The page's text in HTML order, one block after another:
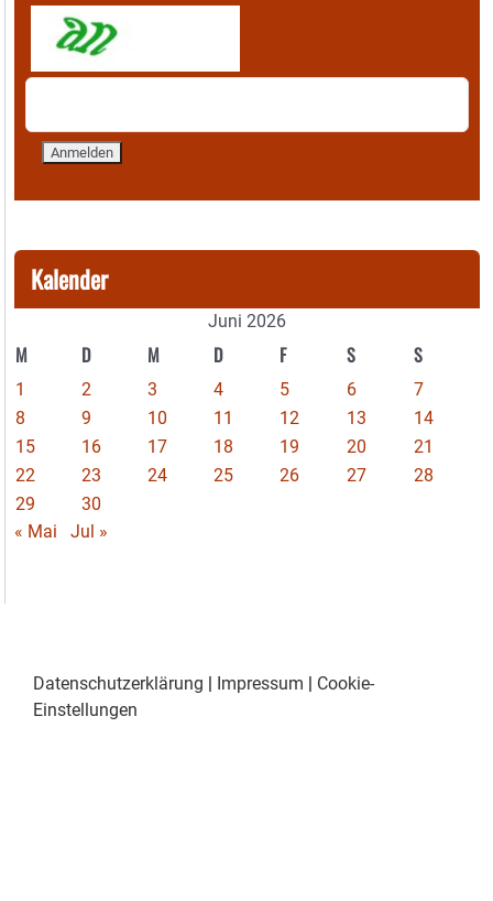
Kalender
Juni 2026
M D M D F S S
1 2 3 4 5 6
7
8
9 10 11 12 13
14
15
16 17 18 19 20
21
22
23 24 25 26 27
28
29
30
« Mai
Jul »
Datenschutzerklärung | Impressum | Cookie-
Einstellungen